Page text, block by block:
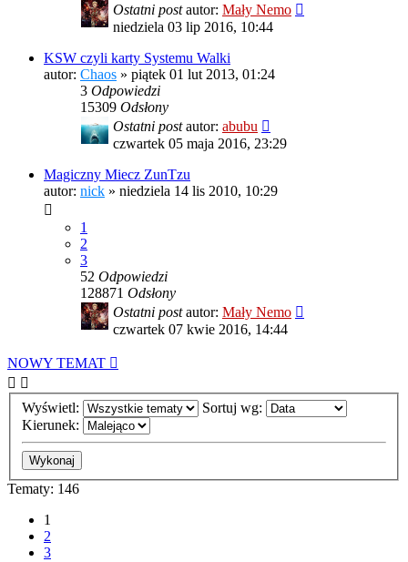
Ostatni postautor: Mały Nemo
niedziela 03 lip 2016, 10:44
KSW czyli karty Systemu Walki
autor: Chaos » piątek 01 lut 2013, 01:24
3 Odpowiedzi
15309 Odsłony
Ostatni postautor: abubu
czwartek 05 maja 2016, 23:29
Magiczny Miecz ZunTzu
autor: nick » niedziela 14 lis 2010, 10:29
1
2
3
52 Odpowiedzi
128871 Odsłony
Ostatni postautor: Mały Nemo
czwartek 07 kwie 2016, 14:44
NOWY TEMAT
Wyświetl:
Sortuj wg:
Kierunek:
Tematy: 146
1
2
3